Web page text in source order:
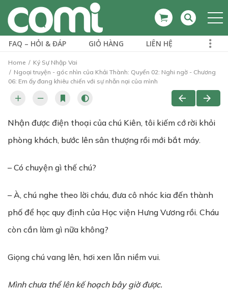
FAQ – HỎI & ĐÁP GIỎ HÀNG LIÊN HỆ
Home
Ký Sự Nhập Vai
Ngoại truyện - góc nhìn của Khải Thành: Quyển 02: Nghi ngờ - Chương
06: Em ấy đang khiêu chiến với sự nhẫn nại của mình
Nhận được điện thoại của chú Kiên, tôi kiếm cớ rời khỏi
phòng khách, bước lên sân thượng rồi mới bắt máy.
– Có chuyện gì thế chú?
– À, chú nghe theo lời cháu, đưa cô nhóc kia đến thành
phố để học quy định của Học viện Hưng Vương rồi. Cháu
còn cần làm gì nữa không?
Giọng chú vang lên, hơi xen lẫn niềm vui.
Mình chưa thể lên kế hoạch bây giờ được.